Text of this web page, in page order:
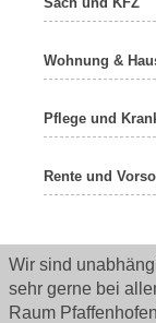
Wohnung &
Pflege und
Rente und
Wir sind
sehr gerne bei
Raum